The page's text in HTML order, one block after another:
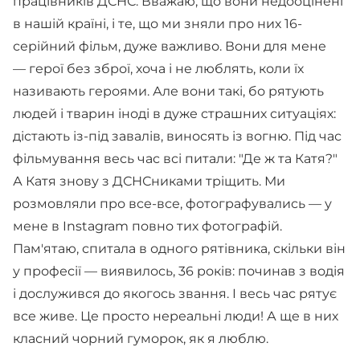
в нашій країні, і те, що ми зняли про них 16-
серійний фільм, дуже важливо. Вони для мене
— герої без зброї, хоча і не люблять, коли їх
називають героями. Але вони такі, бо рятують
людей і тварин іноді в дуже страшних ситуаціях:
дістають із-під завалів, виносять із вогню. Під час
фільмування весь час всі питали: "Де ж та Катя?"
А Катя знову з ДСНСниками тріщить. Ми
розмовляли про все-все, фотографувались — у
мене в Instagram повно тих фотографій.
Пам'ятаю, спитала в одного рятівника, скільки він
у професії — виявилось, 36 років: починав з водія
і дослужився до якогось звання. І весь час рятує
все живе. Це просто нереальні люди! А ще в них
класний чорний гуморок, як я люблю.